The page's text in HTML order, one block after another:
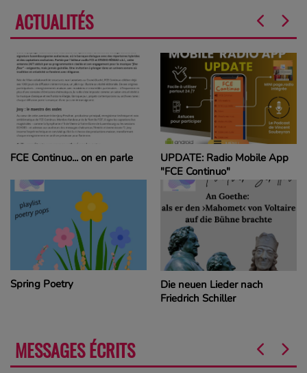
ACTUALITÉS
FCE Continuo... on en parle
Spring Poetry
UPDATE: Radio Mobile App
"FCE Continuo"
Die neuen Lieder nach
Friedrich Schiller
MESSAGES ÉCRITS